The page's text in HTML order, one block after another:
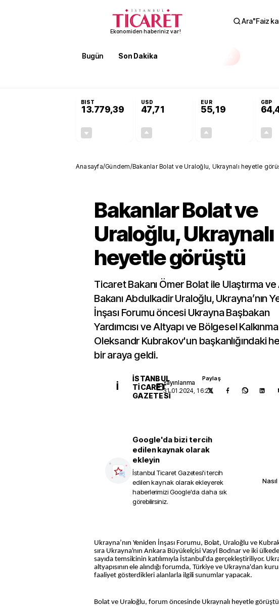
Ekonomiden haberiniz var!
Ara"Faiz
Bugün Son Dakika
BIST
13.779,39
USD
47,71
EUR
55,19
GBP
Anasayfa/Gündem/Bakanlar Bolat ve Uraloğlu, Ukraynalı heyetle
Bakanlar Bolat ve
Uraloğlu, Ukraynalı
heyetle görüştü
Ticaret Bakanı Ömer Bolat ile Ulaştırma ve
Bakanı Abdulkadir Uraloğlu, Ukrayna’nın
İnşası Forumu öncesi Ukrayna Başbakan
Yardımcısı ve Altyapı ve Bölgesel
Oleksandr Kubrakov'un başkanlığındaki
bir araya geldi.
İ
İSTANBUL
TICARET
GAZETESI
Yayınlanma
31.01.2024, 16:28
Paylaş
Google'da bizi tercih
edilen kaynak olarak
ekleyin
İstanbul Ticaret Gazetesi'i tercih
edilen kaynak olarak ekleyerek
haberlerimizi Google'da daha sık
görebilirsiniz.
Nasıl
Ukrayna’nın Yeniden İnşası Forumu, Bolat, Uraloğlu ve
sıra Ukrayna'nın Ankara Büyükelçisi Vasyl Bodnar ve iki
sayıda temsilcinin katılımıyla İstanbul'da gerçekleştiriliyor.
altyapısının ele alındığı forumda, Türkiye ve Ukrayna'dan
faaliyet gösterdikleri alanlarla ilgili sunumlar yapacak.
Bolat ve Uraloğlu, forum öncesinde Ukraynalı heyetle